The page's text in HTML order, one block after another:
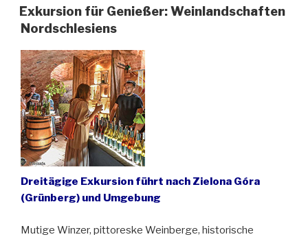
die
sowjetischen
in
Schlesien“
Exkursion für Genießer: Weinlandschaften
Nordschlesiens
Dreitägige Exkursion führt nach Zielona Góra
(Grünberg) und Umgebung
Mutige Winzer, pittoreske Weinberge, historische